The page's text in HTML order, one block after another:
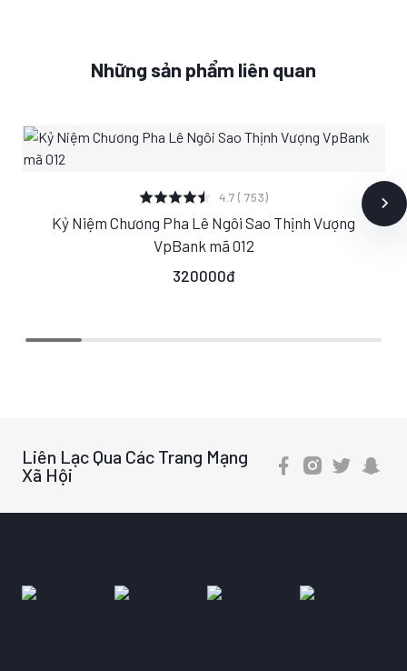
Những sản phẩm liên quan
XEM CHI TIẾT
S M L
4.7 ( 753)
Kỷ Niệm Chương Pha Lê Ngôi Sao Thịnh Vượng
VpBank mã 012
320000đ
Liên Lạc Qua Các Trang Mạng
Xã Hội